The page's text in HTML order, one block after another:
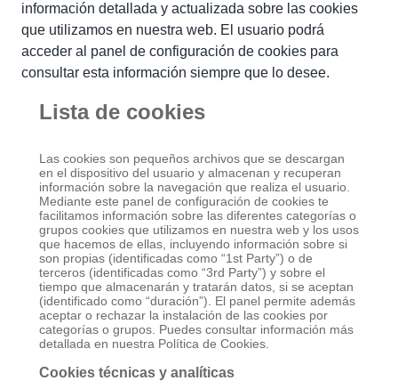
información detallada y actualizada sobre las cookies
que utilizamos en nuestra web. El usuario podrá
acceder al panel de configuración de cookies para
consultar esta información siempre que lo desee.
Lista de cookies
Las cookies son pequeños archivos que se descargan
en el dispositivo del usuario y almacenan y recuperan
información sobre la navegación que realiza el usuario.
Mediante este panel de configuración de cookies te
facilitamos información sobre las diferentes categorías o
grupos cookies que utilizamos en nuestra web y los usos
que hacemos de ellas, incluyendo información sobre si
son propias (identificadas como “1st Party”) o de
terceros (identificadas como “3rd Party”) y sobre el
tiempo que almacenarán y tratarán datos, si se aceptan
(identificado como “duración”). El panel permite además
aceptar o rechazar la instalación de las cookies por
categorías o grupos. Puedes consultar información más
detallada en nuestra Política de Cookies.
Cookies técnicas y analíticas